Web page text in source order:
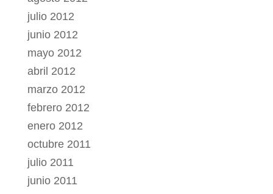
julio 2012
junio 2012
mayo 2012
abril 2012
marzo 2012
febrero 2012
enero 2012
octubre 2011
julio 2011
junio 2011